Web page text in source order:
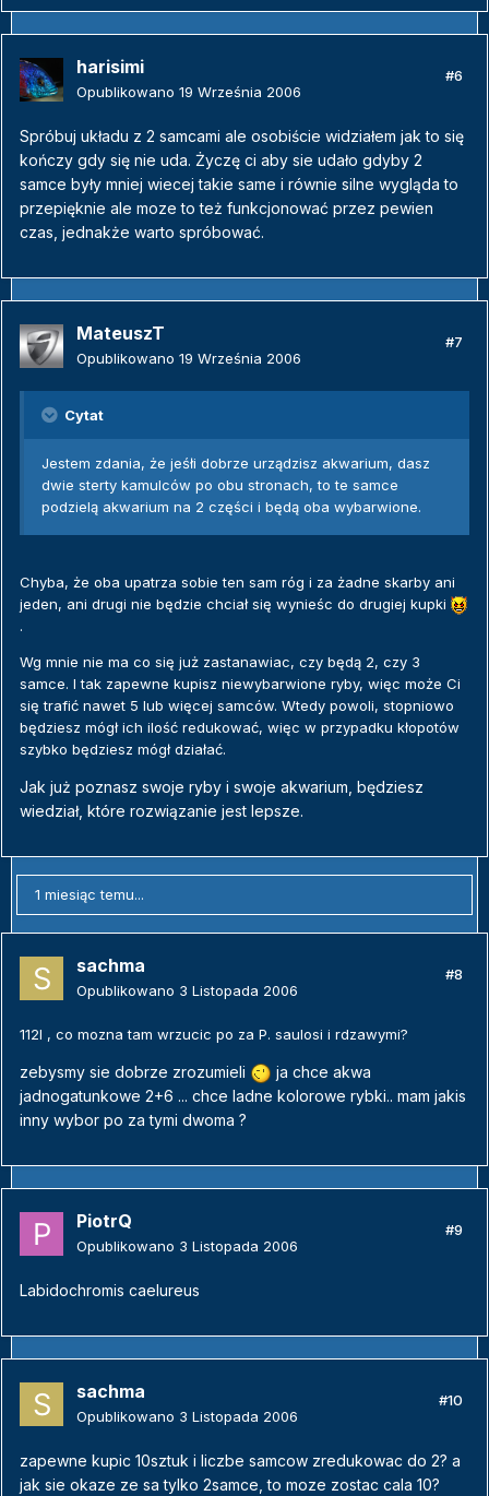
harisimi
Opublikowano 19 Września 2006
#6
Spróbuj układu z 2 samcami ale osobiście widziałem jak to się
kończy gdy się nie uda. Życzę ci aby sie udało gdyby 2
samce były mniej wiecej takie same i równie silne wygląda to
przepięknie ale moze to też funkcjonować przez pewien
czas, jednakże warto spróbować.
MateuszT
Opublikowano 19 Września 2006
#7
Cytat
Jestem zdania, że jeśłi dobrze urządzisz akwarium, dasz
dwie sterty kamulców po obu stronach, to te samce
podzielą akwarium na 2 części i będą oba wybarwione.
Chyba, że oba upatrza sobie ten sam róg i za żadne skarby ani
jeden, ani drugi nie będzie chciał się wynieśc do drugiej kupki
.
Wg mnie nie ma co się już zastanawiac, czy będą 2, czy 3
samce. I tak zapewne kupisz niewybarwione ryby, więc może Ci
się trafić nawet 5 lub więcej samców. Wtedy powoli, stopniowo
będziesz mógł ich ilość redukować, więc w przypadku kłopotów
szybko będziesz mógł działać.
Jak już poznasz swoje ryby i swoje akwarium, będziesz
wiedział, które rozwiązanie jest lepsze.
1 miesiąc temu...
sachma
Opublikowano 3 Listopada 2006
#8
112l , co mozna tam wrzucic po za P. saulosi i rdzawymi?
zebysmy sie dobrze zrozumieli
ja chce akwa
jadnogatunkowe 2+6 ... chce ladne kolorowe rybki.. mam jakis
inny wybor po za tymi dwoma ?
PiotrQ
Opublikowano 3 Listopada 2006
#9
Labidochromis caelureus
sachma
Opublikowano 3 Listopada 2006
#10
zapewne kupic 10sztuk i liczbe samcow zredukowac do 2? a
jak sie okaze ze sa tylko 2samce, to moze zostac cala 10?